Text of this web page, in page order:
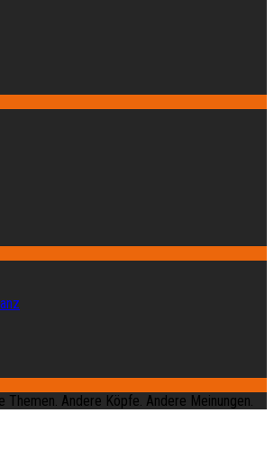
Themen. Andere Köpfe. Andere Meinungen.